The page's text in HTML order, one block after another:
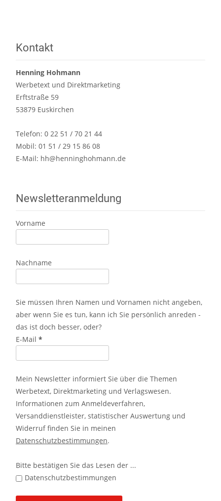
Kontakt
Henning Hohmann
Werbetext und Direktmarketing
Erftstraße 59
53879 Euskirchen
Telefon: 0 22 51 / 70 21 44
Mobil: 01 51 / 29 15 86 08
E-Mail: hh@henninghohmann.de
Newsletteranmeldung
Vorname
Nachname
Sie müssen Ihren Namen und Vornamen nicht angeben,
aber wenn Sie es tun, kann ich Sie persönlich anreden -
das ist doch besser, oder?
E-Mail *
Mein Newsletter informiert Sie über die Themen
Werbetext, Direktmarketing und Verlagswesen.
Informationen zum Anmeldeverfahren,
Versanddienstleister, statistischer Auswertung und
Widerruf finden Sie in meinen
Datenschutzbestimmungen.
Bitte bestätigen Sie das Lesen der ...
Datenschutzbestimmungen